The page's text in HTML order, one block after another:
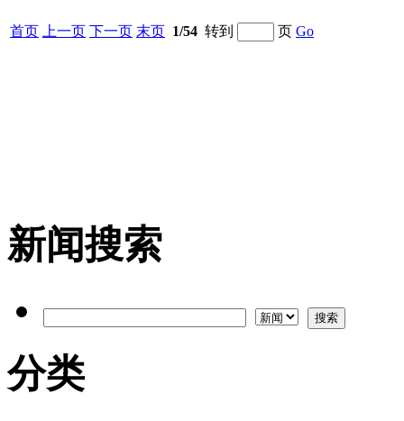
首页 上一页 下一页 末页 1/54 转到 页 Go
新闻搜索
分类